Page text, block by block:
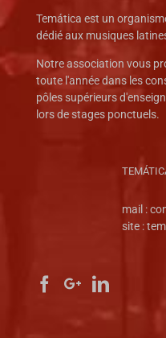
Temática est un
dédié aux musiques
Notre association vous
toute l'année dans les
pôles supérieurs
lors de stages ponctuels.
mail :
site :